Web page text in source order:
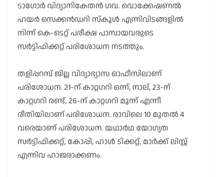
ടാഗോർ വിദ്യാനികേതൻ ഗവ. വൊക്കേഷണൽ
ഹയർ സെക്കൻഡറി സ്കൂൾ എന്നിവിടങ്ങളിൽ
നിന്ന് കെ-ടെറ്റ് പരീക്ഷ പാസായവരുടെ
സർട്ടിഫിക്കറ്റ് പരിശോധന നടത്തും.
തളിപ്പറമ്പ് ജില്ല വിദ്യാഭ്യാസ ഓഫീസിലാണ്
പരിശോധന. 21-ന് കാറ്റഗറി ഒന്ന്, നാല്, 23-ന്
കാറ്റഗറി രണ്ട്, 26-ന് കാറ്റഗറി മൂന്ന് എന്നീ
രീതിയിലാണ് പരിശോധന. രാവിലെ 10 മുതൽ 4
വരെയാണ് പരിശോധന. യഥാർഥ യോഗ്യത
സർട്ടിഫിക്കറ്റ്, കോപ്പി, ഹാൾ ടിക്കറ്റ്, മാർക്ക് ലിസ്റ്റ്
എന്നിവ ഹാജരാക്കണം.